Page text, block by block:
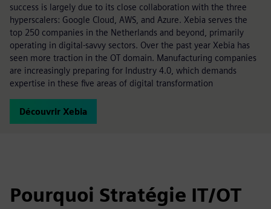
success is largely due to its close collaboration with the three
hyperscalers: Google Cloud, AWS, and Azure. Xebia serves the
top 250 companies in the Netherlands and beyond, primarily
operating in digital-savvy sectors. Over the past year Xebia has
seen more traction in the OT domain. Manufacturing companies
are increasingly preparing for Industry 4.0, which demands
expertise in these five areas of digital transformation
Découvrir Xebia
Pourquoi Stratégie IT/OT